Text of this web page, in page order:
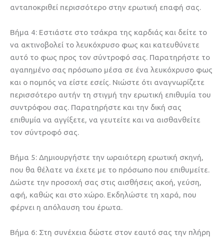
ανταποκριθεί περισσότερο στην ερωτική επαφή σας.
Βήμα 4: Εστιάστε στο τσάκρα της καρδιάς και δείτε το
να ακτινοβολεί το λευκόχρυσο φως και κατευθύνετε
αυτό το φως προς τον σύντροφό σας. Παρατηρήστε το
αγαπημένο σας πρόσωπο μέσα σε ένα λευκόχρυσο φως
και ο πομπός να είστε εσείς. Νιώστε ότι αναγνωρίζετε
περισσότερο αυτήν τη στιγμή την ερωτική επιθυμία του
συντρόφου σας. Παρατηρήστε και την δική σας
επιθυμία να αγγίξετε, να γευτείτε και να αισθανθείτε
τον σύντροφό σας.
Βήμα 5: Δημιουργήστε την ωραιότερη ερωτική σκηνή,
που θα θέλατε να έχετε με το πρόσωπο που επιθυμείτε.
Δώστε την προσοχή σας στις αισθήσεις ακοή, γεύση,
αφή, καθώς και στο χώρο. Εκδηλώστε τη χαρά, που
φέρνει η απόλαυση του έρωτα.
Βήμα 6: Στη συνέχεια δώστε στον εαυτό σας την πλήρη